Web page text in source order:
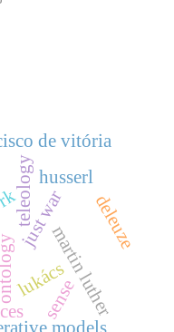
lukács
teleology
models
just war
de vitória
martin luther
deleuze
sense
husserl